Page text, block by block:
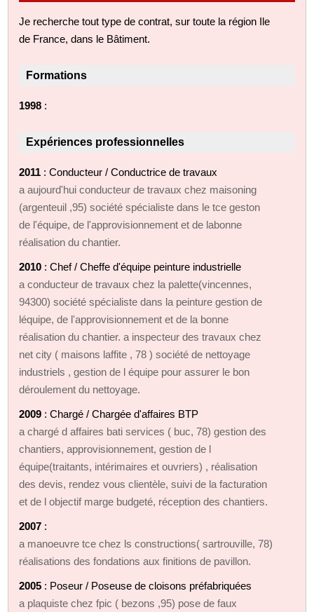
Je recherche tout type de contrat, sur toute la région Ile
de France, dans le Bâtiment.
Formations
1998 :
Expériences professionnelles
2011 : Conducteur / Conductrice de travaux
a aujourd'hui conducteur de travaux chez maisoning
(argenteuil ,95) société spécialiste dans le tce geston
de l'équipe, de l'approvisionnement et de labonne
réalisation du chantier.
2010 : Chef / Cheffe d'équipe peinture industrielle
a conducteur de travaux chez la palette(vincennes,
94300) société spécialiste dans la peinture gestion de
léquipe, de l'approvisionnement et de la bonne
réalisation du chantier. a inspecteur des travaux chez
net city ( maisons laffite , 78 ) société de nettoyage
industriels , gestion de l équipe pour assurer le bon
déroulement du nettoyage.
2009 : Chargé / Chargée d'affaires BTP
a chargé d affaires bati services ( buc, 78) gestion des
chantiers, approvisionnement, gestion de l
équipe(traitants, intérimaires et ouvriers) , réalisation
des devis, rendez vous clientèle, suivi de la facturation
et de l objectif marge budgeté, réception des chantiers.
2007 :
a manoeuvre tce chez ls constructions( sartrouville, 78)
réalisations des fondations aux finitions de pavillon.
2005 : Poseur / Poseuse de cloisons préfabriquées
a plaquiste chez fpic ( bezons ,95) pose de faux